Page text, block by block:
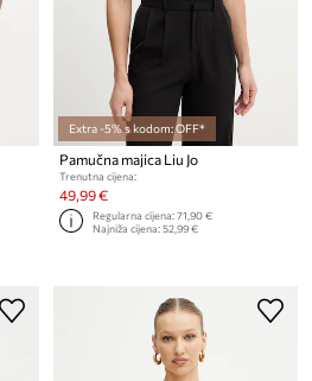
Extra -5% s kodom: OFF*
Pamučna majica Liu Jo
Trenutna cijena:
49,99 €
Regularna cijena:71,90 €
Najniža cijena:52,99 €